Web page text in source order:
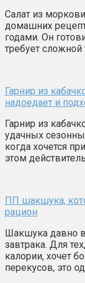
Салат из
домашних
годами. Он
требует сложной
Гарнир из
надоедает и
Гарнир из
удачных
когда хочется
этом
ПП шакшука,
рацион
Шакшука давно
завтрака. Для
калории, хочет
перекусов, это